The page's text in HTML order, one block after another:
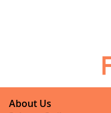
About Us